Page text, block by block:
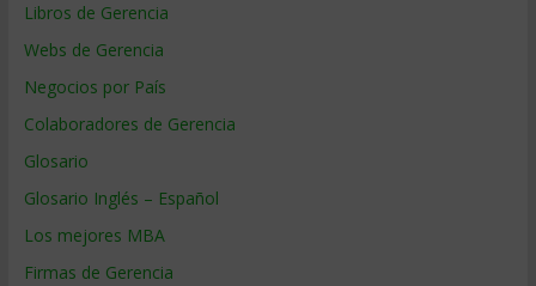
Libros de Gerencia
Webs de Gerencia
Negocios por País
Colaboradores de Gerencia
Glosario
Glosario Inglés – Español
Los mejores MBA
Firmas de Gerencia